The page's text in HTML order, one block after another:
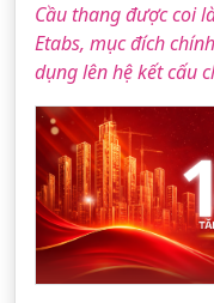
Cầu thang được coi
Etabs, mục đích
dụng lên hệ kết cấu